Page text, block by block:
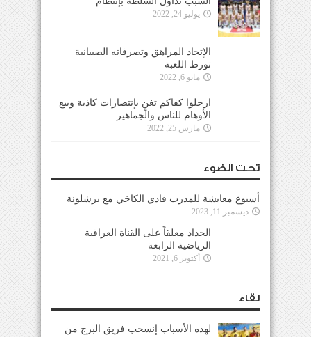
يوليو 24, 2022
الإتحاد المراهق وتصرفاته الصبيانية
تورط اللعبة
مايو 6, 2022
ارحلوا كفاكم تغنٍ بإنتصارات كاذبة وبيع
الأوهام للناس والجماهير
مارس 25, 2022
تحت الضوء
أسبوع معايشة للمدرب فادي الكاخي مع برشلونة
ديسمبر 11, 2023
الحداد معلقاً على القناة العراقية
الرياضية الرابعة
أكتوبر 6, 2021
لقاء
لهذه الأسباب إنسحب فريق البرج من